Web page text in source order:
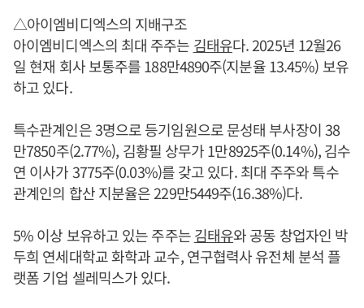
△아이엠비디엑스의 지배구조
아이엠비디엑스의 최대 주주는 김태유다. 2025년 12월26
일 현재 회사 보통주를 188만4890주(지분율 13.45%) 보유
하고 있다.
특수관계인은 3명으로 등기임원으로 문성태 부사장이 38
만7850주(2.77%), 김황필 상무가 1만8925주(0.14%), 김수
연 이사가 3775주(0.03%)를 갖고 있다. 최대 주주와 특수
관계인의 합산 지분율은 229만5449주(16.38%)다.
5% 이상 보유하고 있는 주주는김태유와 공동 창업자인 박
두희 연세대학교 화학과 교수, 연구협력사 유전체 분석 플
랫폼 기업 셀레믹스가 있다.